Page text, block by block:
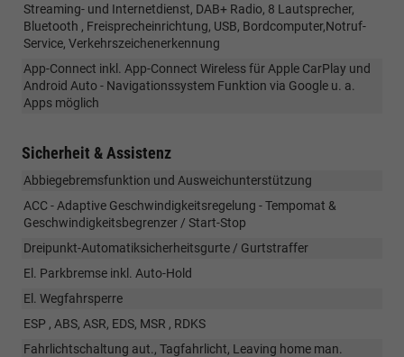
Streaming- und Internetdienst, DAB+ Radio, 8 Lautsprecher,
Bluetooth , Freisprecheinrichtung, USB, Bordcomputer,Notruf-
Service, Verkehrszeichenerkennung
App-Connect inkl. App-Connect Wireless für Apple CarPlay und
Android Auto - Navigationssystem Funktion via Google u. a.
Apps möglich
Sicherheit & Assistenz
Abbiegebremsfunktion und Ausweichunterstützung
ACC - Adaptive Geschwindigkeitsregelung - Tempomat &
Geschwindigkeitsbegrenzer / Start-Stop
Dreipunkt-Automatiksicherheitsgurte / Gurtstraffer
El. Parkbremse inkl. Auto-Hold
El. Wegfahrsperre
ESP , ABS, ASR, EDS, MSR , RDKS
Fahrlichtschaltung aut., Tagfahrlicht, Leaving home man.